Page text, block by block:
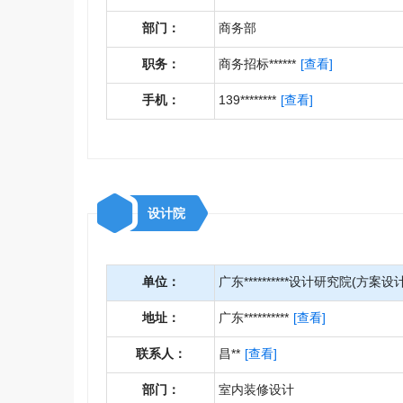
部门： 商务部
职务： 商务招标****** [查看]
手机： 139******** [查看]
设计院
单位： 广东**********设计研究院(方案设
地址： 广东********** [查看]
联系人： 昌** [查看]
部门： 室内装修设计